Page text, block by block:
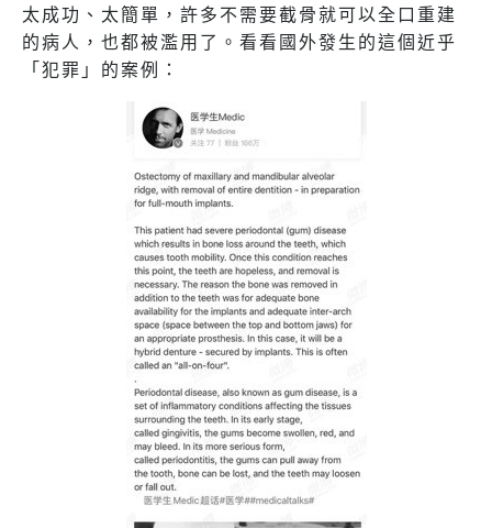
太成功、太簡單，許多不需要截骨就可以全口重建
的病人，也都被濫用了。看看國外發生的這個近乎
「犯罪」的案例：